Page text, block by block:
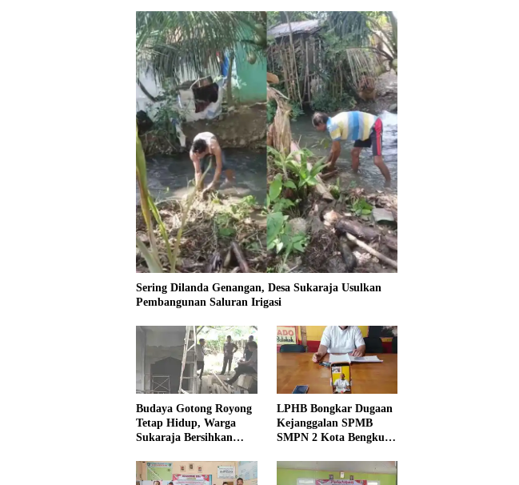
Sering Dilanda Genangan, Desa Sukaraja Usulkan
Pembangunan Saluran Irigasi
Budaya Gotong Royong
Tetap Hidup, Warga
Sukaraja Bersihkan
LPHB Bongkar Dugaan
Kejanggalan SPMB
SMPN 2 Kota Bengkulu,
Menyeluruh